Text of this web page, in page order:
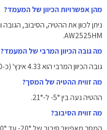
מהן אפשרויות הכיוון של המעמד?
AW2525HM.
מה גובה הכיוון המרבי של המעמד?
גובה הכיוון המרבי הוא ‎4.33‎ אינץ' (‎כ‑110 מ"מ‎).
מה זווית ההטיה של המסך?
ההטיה נעה בין ‎-5°‎ ל-‎21°‎.
מה זווית הסיבוב?